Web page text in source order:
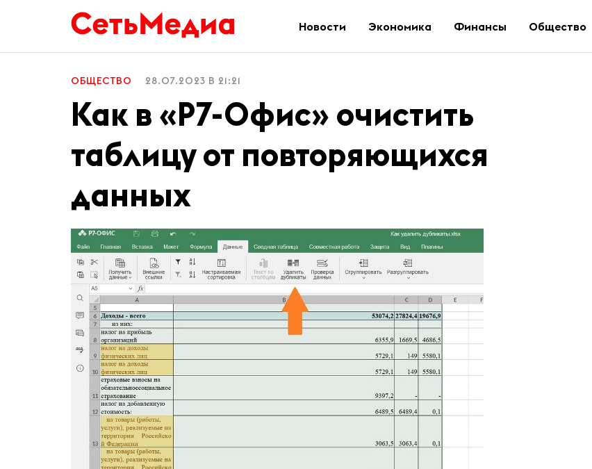
Новости Экономика Финансы Общество
ОБЩЕСТВО 28.07.2023 В 21:21
Как в «Р7-Офис» очистить
таблицу от повторяющихся
данных